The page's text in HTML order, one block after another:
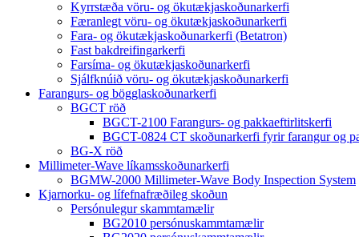
Kyrrstæða vöru- og ökutækjaskoðunarkerfi
Færanlegt vöru- og ökutækjaskoðunarkerfi
Fara- og ökutækjaskoðunarkerfi (Betatron)
Fast bakdreifingarkerfi
Farsíma- og ökutækjaskoðunarkerfi
Sjálfknúið vöru- og ökutækjaskoðunarkerfi
Farangurs- og bögglaskoðunarkerfi
BGCT röð
BGCT-2100 Farangurs- og pakkaeftirlitskerfi
BGCT-0824 CT skoðunarkerfi fyrir farangur og
BG-X röð
Millimeter-Wave líkamsskoðunarkerfi
BGMW-2000 Millimeter-Wave Body Inspection System
Kjarnorku- og lífefnafræðileg skoðun
Persónulegur skammtamælir
BG2010 persónuskammtamælir